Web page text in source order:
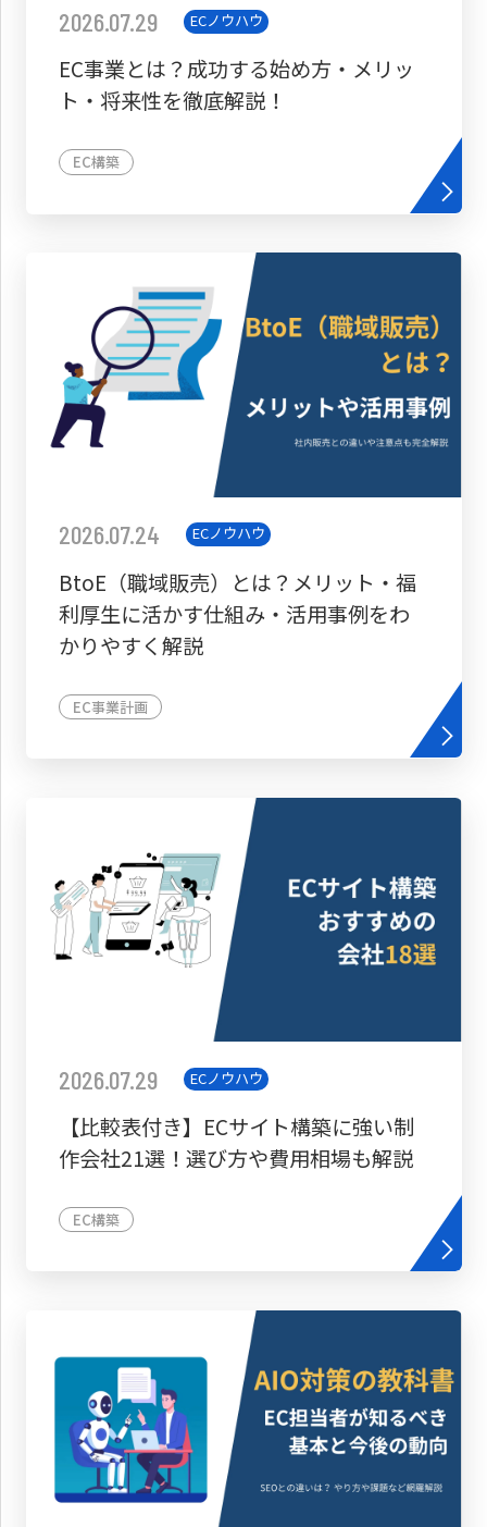
2026.07.29 ECノウハウ
EC事業とは？成功する始め方・メリッ
ト・将来性を徹底解説！
EC構築
2026.07.24 ECノウハウ
BtoE（職域販売）とは？メリット・福
利厚生に活かす仕組み・活用事例をわ
かりやすく解説
EC事業計画
2026.07.29 ECノウハウ
【比較表付き】ECサイト構築に強い制
作会社21選！選び方や費用相場も解説
EC構築